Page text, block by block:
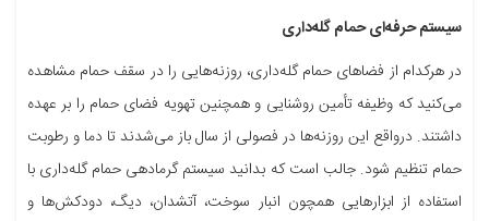
سیستم حرفه‌ای حمام گله‌داری
در هرکدام از فضاهای حمام گله‌داری، روزنه‌هایی را در سقف حمام مشاهده
می‌کنید که وظیفه تأمین روشنایی و همچنین تهویه فضای حمام را بر عهده
داشتند. درواقع این روزنه‌ها در فصولی از سال باز می‌شدند تا دما و رطوبت
حمام تنظیم شود. جالب است که بدانید سیستم گرمادهی حمام گله‌داری با
استفاده از ابزارهایی همچون انبار سوخت، آتشدان، دیگ، دودکش‌ها و